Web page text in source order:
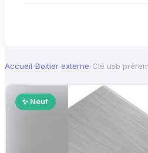
Accueil›Boitier externe›Clé usb
✨ Neuf